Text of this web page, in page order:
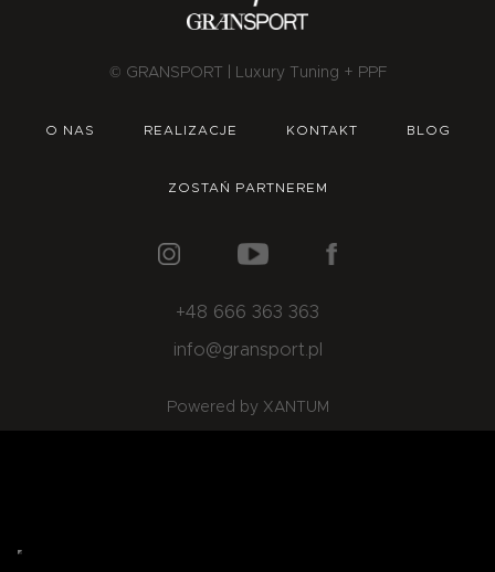
KONTAKT
© GRANSPORT | Luxury Tuning + PPF
O NAS REALIZACJE KONTAKT BLOG
ZOSTAŃ PARTNEREM
+48 666 363 363
info@gransport.pl
Powered by XANTUM